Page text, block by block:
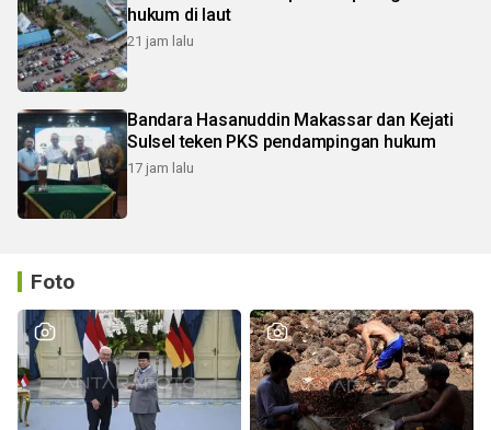
hukum di laut
21 jam lalu
Bandara Hasanuddin Makassar dan Kejati
Sulsel teken PKS pendampingan hukum
17 jam lalu
Foto